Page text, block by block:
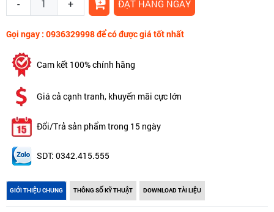
- + ĐẶT HÀNG NGAY
Gọi ngay : 0936329998 để có được giá tốt nhất
Cam kết 100% chính hãng
Giá cả cạnh tranh, khuyến mãi cực lớn
Đổi/Trả sản phẩm trong 15 ngày
SDT: 0342.415.555
GIỚI THIỆU CHUNG THÔNG SỐ KỸ THUẬT DOWNLOAD TÀI LIỆU